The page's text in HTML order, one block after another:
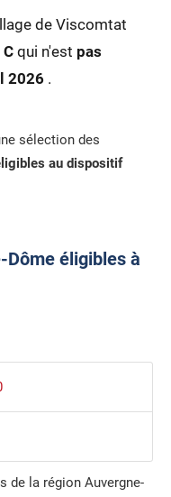
de Viscomtat
qui n'est pas
2026 .
sélection des
au dispositif
Dôme éligibles à
de la région Auvergne-